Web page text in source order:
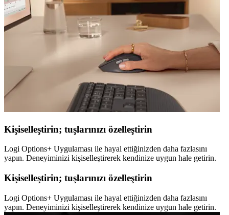
Kişiselleştirin; tuşlarınızı özelleştirin
Logi Options+ Uygulaması ile hayal ettiğinizden daha fazlasını
yapın. Deneyiminizi kişiselleştirerek kendinize uygun hale getirin.
Kişiselleştirin; tuşlarınızı özelleştirin
Logi Options+ Uygulaması ile hayal ettiğinizden daha fazlasını
yapın. Deneyiminizi kişiselleştirerek kendinize uygun hale getirin.